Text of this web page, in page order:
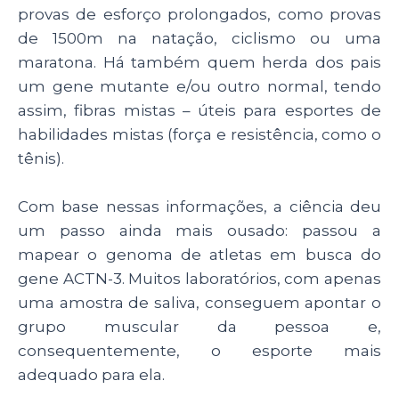
provas de esforço prolongados, como provas
de 1500m na natação, ciclismo ou uma
maratona. Há também quem herda dos pais
um gene mutante e/ou outro normal, tendo
assim, fibras mistas – úteis para esportes de
habilidades mistas (força e resistência, como o
tênis).
Com base nessas informações, a ciência deu
um passo ainda mais ousado: passou a
mapear o genoma de atletas em busca do
gene ACTN-3. Muitos laboratórios, com apenas
uma amostra de saliva, conseguem apontar o
grupo muscular da pessoa e,
consequentemente, o esporte mais
adequado para ela.